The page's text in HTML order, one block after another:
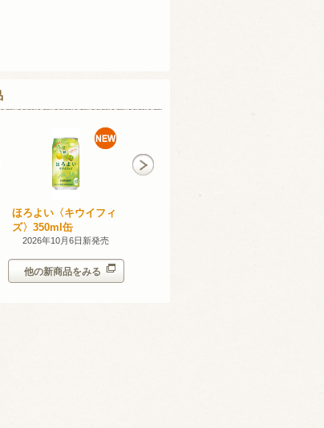
ほろよい〈キウイフィ
ズ〉350ml缶
2026年10月6日新発売
他の新商品をみる